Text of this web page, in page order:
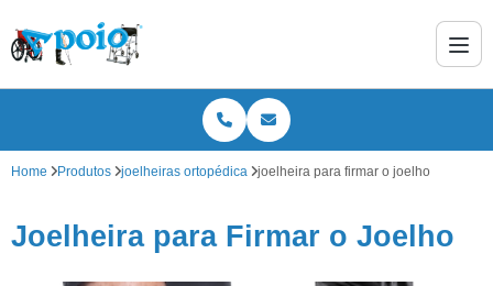
Home Produtos joelheiras ortopédica joelheira para firmar o joelho
Joelheira para Firmar o Joelho